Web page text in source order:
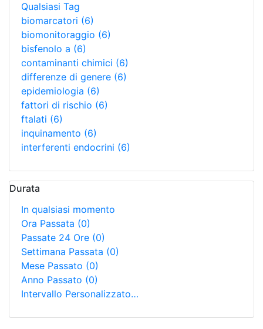
Qualsiasi Tag
biomarcatori (6)
biomonitoraggio (6)
bisfenolo a (6)
contaminanti chimici (6)
differenze di genere (6)
epidemiologia (6)
fattori di rischio (6)
ftalati (6)
inquinamento (6)
interferenti endocrini (6)
Durata
In qualsiasi momento
Ora Passata (0)
Passate 24 Ore (0)
Settimana Passata (0)
Mese Passato (0)
Anno Passato (0)
Intervallo Personalizzato…